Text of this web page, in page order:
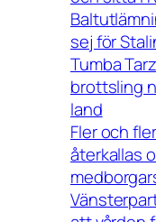
sej för
Tumba
brottsling
land
Fler och
återkallas